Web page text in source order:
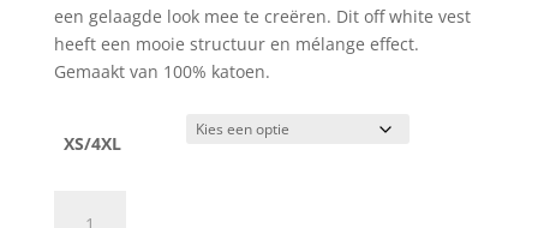
was:
€99,95.
is:
€49,98.
een gelaagde look mee te creëren. Dit off white vest
heeft een mooie structuur en mélange effect.
Gemaakt van 100% katoen.
XS/4XL